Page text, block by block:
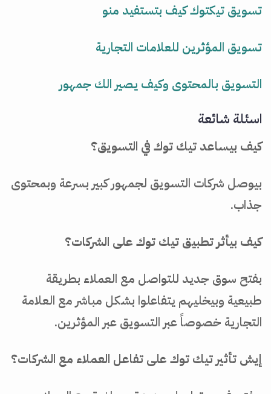
تسويق تيكتوك كيف بتستفيد منو
تسويق المؤثرين للعلامات التجارية
التسويق بالمحتوى وكيف يصير الك جمهور
اسئلة شائعة
كيف بيساعد تيك توك في التسويق؟
بيوصل شركات التسويق لجمهور كبير بسرعة وبمحتوى
جذاب.
كيف بيأثر تطبيق تيك توك على الشركات؟
بفتح سوق جديد للتواصل مع العملاء بطريقة
طبيعية وبيخليهم يتفاعلوا بشكل مباشر مع العلامة
التجارية خصوصاً عبر التسويق عبر المؤثرين.
إيش تأثير تيك توك على تفاعل العملاء مع الشركات؟